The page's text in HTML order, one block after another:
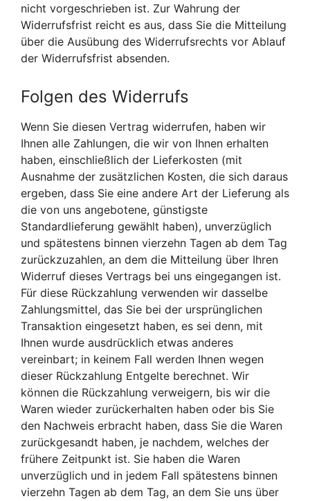
nicht vorgeschrieben ist. Zur Wahrung der
Widerrufsfrist reicht es aus, dass Sie die Mitteilung
über die Ausübung des Widerrufsrechts vor Ablauf
der Widerrufsfrist absenden.
Folgen des Widerrufs
Wenn Sie diesen Vertrag widerrufen, haben wir
Ihnen alle Zahlungen, die wir von Ihnen erhalten
haben, einschließlich der Lieferkosten (mit
Ausnahme der zusätzlichen Kosten, die sich daraus
ergeben, dass Sie eine andere Art der Lieferung als
die von uns angebotene, günstigste
Standardlieferung gewählt haben), unverzüglich
und spätestens binnen vierzehn Tagen ab dem Tag
zurückzuzahlen, an dem die Mitteilung über Ihren
Widerruf dieses Vertrags bei uns eingegangen ist.
Für diese Rückzahlung verwenden wir dasselbe
Zahlungsmittel, das Sie bei der ursprünglichen
Transaktion eingesetzt haben, es sei denn, mit
Ihnen wurde ausdrücklich etwas anderes
vereinbart; in keinem Fall werden Ihnen wegen
dieser Rückzahlung Entgelte berechnet. Wir
können die Rückzahlung verweigern, bis wir die
Waren wieder zurückerhalten haben oder bis Sie
den Nachweis erbracht haben, dass Sie die Waren
zurückgesandt haben, je nachdem, welches der
frühere Zeitpunkt ist. Sie haben die Waren
unverzüglich und in jedem Fall spätestens binnen
vierzehn Tagen ab dem Tag, an dem Sie uns über